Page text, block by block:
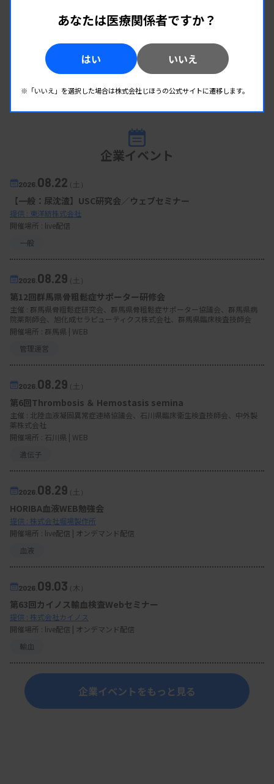
企業イベント
2026. 08.22（土）
【一般：尿沈渣】USC研究会／ウェブセミナー
提供 : 東洋紡株式会社
開催場所 : live配信
一般
2026. 08.29 （土）
第12回群馬県骨粗鬆症サポーター研修会
主催 : 群馬県骨粗鬆症研究会、群馬県骨粗鬆症サポーター協議会、群馬県病
院薬剤師会、旭化成セラピューティクス株式会社、群馬県臨床検査技師会
開催場所 : 群馬県 | WEB
管理運営
2026. 08.29 （土）
第6回Thrombosis ＆ Hemostasis semina
主催 : 北陸血液凝固異常症連絡協議会、石川県臨床衛生検査技師会、中外製
薬株式会社
開催場所 : 石川県 | WEB
遺伝子
2026. 08.29 （土）
HORIBA血液WEB勉強会
提供 : 株式会社堀場製作所
開催場所 : live配信 | オンデマンド配信
血液
2026. 09.03（木）
第63回カイノス輸血検査Webセミナー
提供 : 株式会社カイノス
開催場所 : live配信 | オンデマンド配信
輸血
企業イベントをもっと見る
あなたは医療関係者ですか？
はい いいえ
※「いいえ」を選択した場合は株式会社じほうの公式サイトに遷移します。